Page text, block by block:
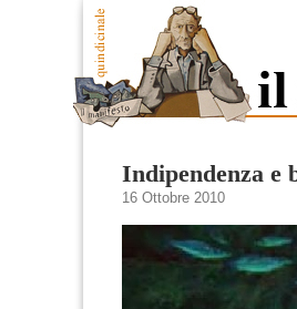
Indipendenza e
16 Ottobre 2010